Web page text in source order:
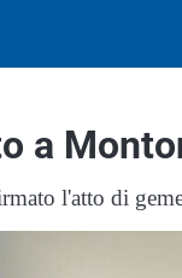
a
l'atto di